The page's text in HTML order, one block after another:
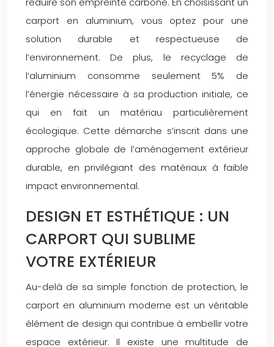
carport en aluminium, vous optez pour une
solution durable et respectueuse de
l’environnement. De plus, le recyclage de
l’aluminium consomme seulement 5% de
l’énergie nécessaire à sa production initiale, ce
qui en fait un matériau particulièrement
écologique. Cette démarche s’inscrit dans une
approche globale de l’aménagement extérieur
durable, en privilégiant des matériaux à faible
impact environnemental.
DESIGN ET ESTHÉTIQUE : UN
CARPORT QUI SUBLIME
VOTRE EXTÉRIEUR
Au-delà de sa simple fonction de protection, le
carport en aluminium moderne est un véritable
élément de design qui contribue à embellir votre
espace extérieur. Il existe une multitude de